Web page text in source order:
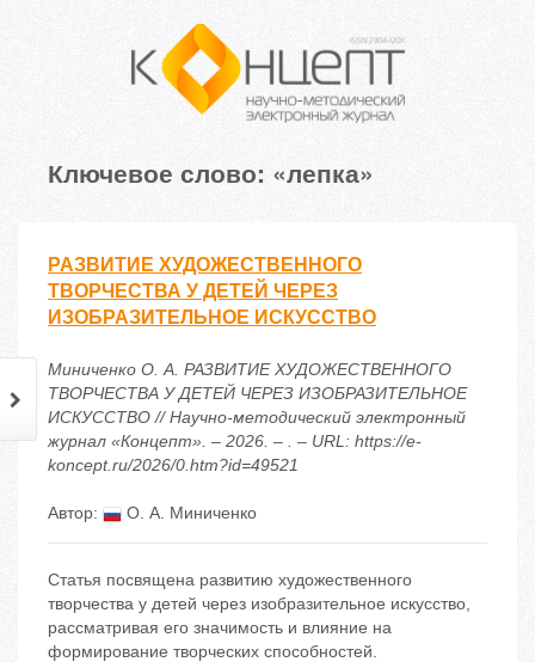
Ключевое слово: «лепка»
РАЗВИТИЕ ХУДОЖЕСТВЕННОГО
ТВОРЧЕСТВА У ДЕТЕЙ ЧЕРЕЗ
ИЗОБРАЗИТЕЛЬНОЕ ИСКУССТВО
Миниченко О. А. РАЗВИТИЕ ХУДОЖЕСТВЕННОГО
ТВОРЧЕСТВА У ДЕТЕЙ ЧЕРЕЗ ИЗОБРАЗИТЕЛЬНОЕ
ИСКУССТВО // Научно-методический электронный
журнал «Концепт». – 2026. – . – URL: https://e-
koncept.ru/2026/0.htm?id=49521
Автор: О. А. Миниченко
Статья посвящена развитию художественного
творчества у детей через изобразительное искусство,
рассматривая его значимость и влияние на
формирование творческих способностей.